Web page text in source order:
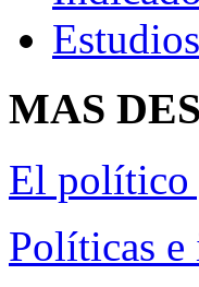
MAS
El político
Políticas e